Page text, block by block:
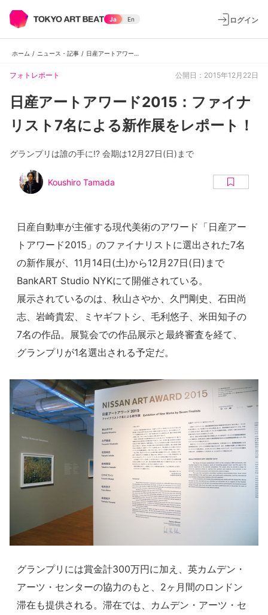
Ja En ログイン
ホーム / ニュース・記事 /
フォトレポート 公開日：2015年12月22日
日産アートアワード2015：ファイナ
リスト7名による新作展をレポート！
グランプリは誰の手に!? 会期は12月27日(日)まで
Koushiro Tamada
日産自動車が主催する現代美術のアワード「日産アー
トアワード2015」のファイナリストに選出された7名
の新作展が、11月14日(土)から12月27日(日)まで
BankART Studio NYKにて開催されている。
展示されているのは、秋山さやか、久門剛史、石田尚
志、岩崎貴宏、ミヤギフトシ、毛利悠子、米田知子の
7名の作品。展覧会での作品展示と最終審査を経て、
グランプリが1名選出される予定だ。
グランプリには賞金計300万円に加え、英カムデン・
アーツ・センターの協力のもと、2ヶ月間のロンドン
滞在も提供される。滞在では、カムデン・アーツ・セ